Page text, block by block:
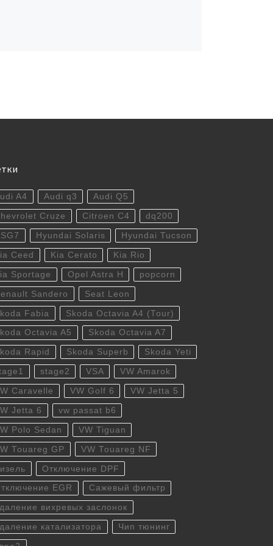
A4 Audi q3 Audi Q5
Cruze Citroen C4 dq200
Hyundai Solaris Hyundai Tucson
Ceed Kia Cerato Kia Rio
Sportage Opel Astra H popcorn
Sandero Seat Leon
Fabia Skoda Octavia A4 (Tour)
Octavia A5 Skoda Octavia A7
Rapid Skoda Superb Skoda Yeti
stage2 VSA VW Amarok
Caravelle VW Golf 6 VW Jetta 5
Jetta 6 vw passat b6
Polo Sedan VW Tiguan
Touareg GP VW Touareg NF
Отключение DPF
EGR Сажевый фильтр
вихревых заслонок
катализатора Чип тюнинг